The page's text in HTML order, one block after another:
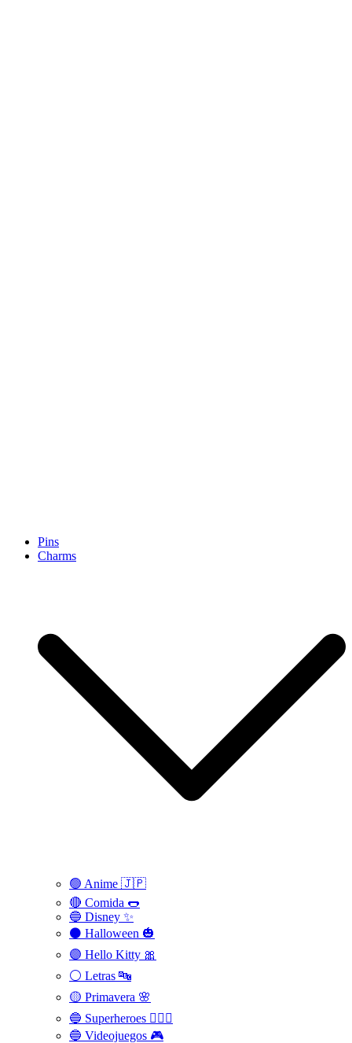
Pinpollo Store
Pins
Charms
🟢 Anime 🇯🇵
🔴 Comida 🌭
🔵 Disney ✨
⚫ Halloween 🎃
🟣 Hello Kitty 🎀
⚪️ Letras 🔤
🟡 Primavera 🌸
🔵 Superheroes 🦸🏻‍♂️
🔵 Videojuegos 🎮